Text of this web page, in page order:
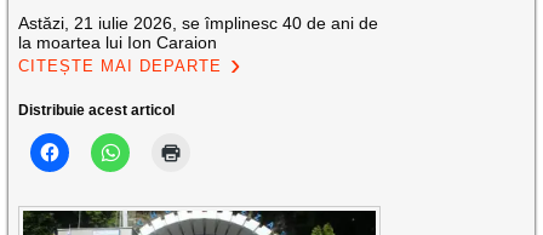
Astăzi, 21 iulie 2026, se împlinesc 40 de ani de
la moartea lui Ion Caraion
CITEȘTE MAI DEPARTE
Distribuie acest articol